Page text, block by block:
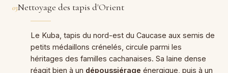
03Nettoyage des tapis d'Orient
Le Kuba, tapis du nord-est du Caucase aux semis de
petits médaillons crénelés, circule parmi les
héritages des familles cachanaises. Sa laine dense
réagit bien à un dépoussiérage énergique, puis à un